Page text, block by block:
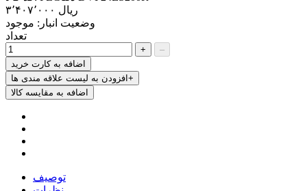
‎ریال ۳٬۴۰۷٬۰۰۰
وضعیت انبار: موجود
تعداد
+
–
اضافه به کارت خرید
افزودن به لیست علاقه مندی ها+
اضافه به مقایسه کالا
توصیف